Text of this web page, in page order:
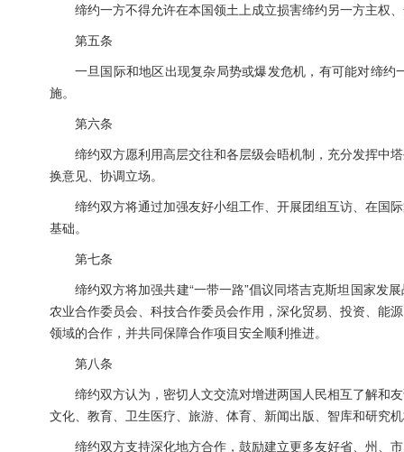
缔约一方不得允许在本国领土上成立损害缔约另一方主权
第五条
一旦国际和地区出现复杂局势或爆发危机，有可能对缔
施。
第六条
缔约双方愿利用高层交往和各层级会晤机制，充分发挥中
换意见、协调立场。
缔约双方将通过加强友好小组工作、开展团组互访、在国
基础。
第七条
缔约双方将加强共建“一带一路”倡议同塔吉克斯坦国家发
农业合作委员会、科技合作委员会作用，深化贸易、投资、能
领域的合作，并共同保障合作项目安全顺利推进。
第八条
缔约双方认为，密切人文交流对增进两国人民相互了解和
文化、教育、卫生医疗、旅游、体育、新闻出版、智库和研究
缔约双方支持深化地方合作，鼓励建立更多友好省、州、